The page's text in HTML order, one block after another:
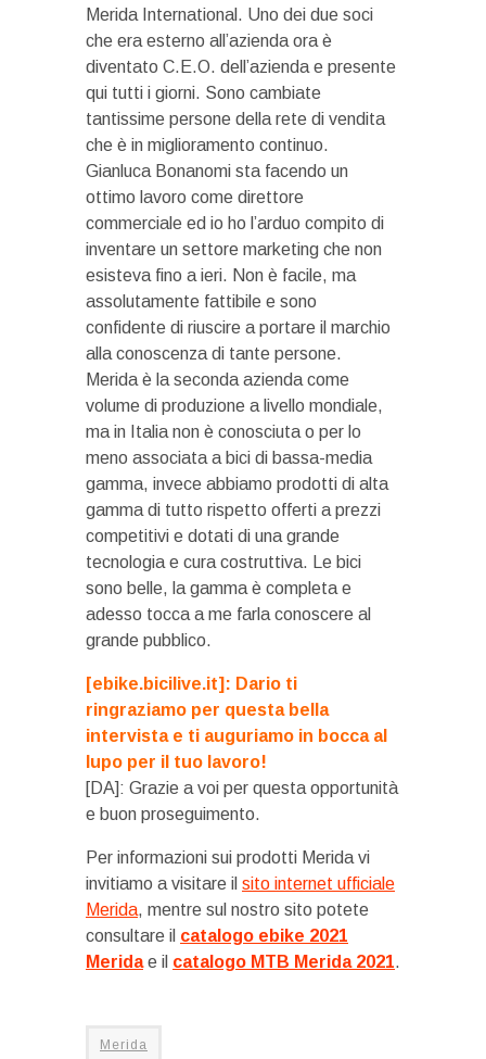
Merida International. Uno dei due soci
che era esterno all’azienda ora è
diventato C.E.O. dell’azienda e presente
qui tutti i giorni. Sono cambiate
tantissime persone della rete di vendita
che è in miglioramento continuo.
Gianluca Bonanomi sta facendo un
ottimo lavoro come direttore
commerciale ed io ho l’arduo compito di
inventare un settore marketing che non
esisteva fino a ieri. Non è facile, ma
assolutamente fattibile e sono
confidente di riuscire a portare il marchio
alla conoscenza di tante persone.
Merida è la seconda azienda come
volume di produzione a livello mondiale,
ma in Italia non è conosciuta o per lo
meno associata a bici di bassa-media
gamma, invece abbiamo prodotti di alta
gamma di tutto rispetto offerti a prezzi
competitivi e dotati di una grande
tecnologia e cura costruttiva. Le bici
sono belle, la gamma è completa e
adesso tocca a me farla conoscere al
grande pubblico.
[ebike.bicilive.it]: Dario ti
ringraziamo per questa bella
intervista e ti auguriamo in bocca al
lupo per il tuo lavoro!
[DA]: Grazie a voi per questa opportunità
e buon proseguimento.
Per informazioni sui prodotti Merida vi
invitiamo a visitare il sito internet ufficiale
Merida, mentre sul nostro sito potete
consultare il catalogo ebike 2021
Meridae il catalogo MTB Merida 2021.
Merida